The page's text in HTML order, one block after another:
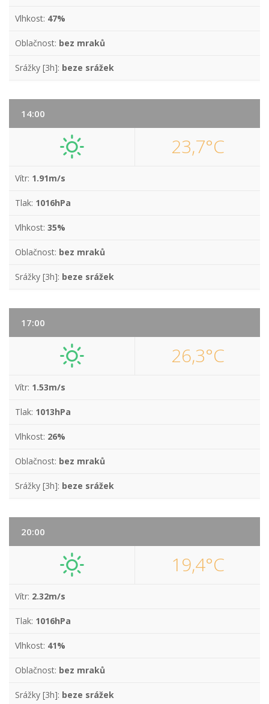
Vlhkost: 47%
Oblačnost: bez mraků
Srážky [3h]: beze srážek
14:00
23,7°C
Vítr: 1.91m/s
Tlak: 1016hPa
Vlhkost: 35%
Oblačnost: bez mraků
Srážky [3h]: beze srážek
17:00
26,3°C
Vítr: 1.53m/s
Tlak: 1013hPa
Vlhkost: 26%
Oblačnost: bez mraků
Srážky [3h]: beze srážek
20:00
19,4°C
Vítr: 2.32m/s
Tlak: 1016hPa
Vlhkost: 41%
Oblačnost: bez mraků
Srážky [3h]: beze srážek